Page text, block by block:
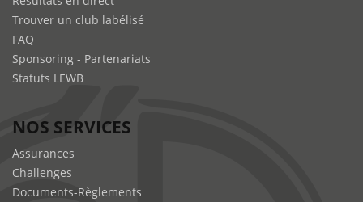
Trouver un club labélisé
FAQ
Sponsoring - Partenariats
Statuts LEWB
NOS SERVICES
Assurances
Challenges
Documents-Règlements